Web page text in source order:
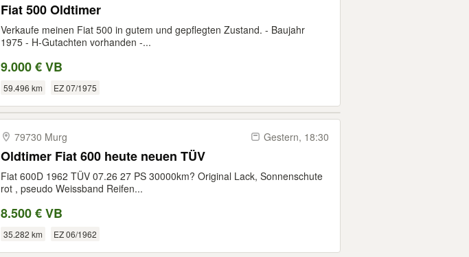
Fiat 500 Oldtimer
Verkaufe meinen Fiat 500 in gutem und gepflegten Zustand. - Baujahr
1975 - H-Gutachten vorhanden -...
9.000 € VB
59.496 km EZ 07/1975
79730 Murg Gestern, 18:30
Oldtimer Fiat 600 heute neuen TÜV
Fiat 600D 1962 TÜV 07.26 27 PS 30000km? Original Lack, Sonnenschute
rot , pseudo Weissband Reifen...
8.500 € VB
35.282 km EZ 06/1962